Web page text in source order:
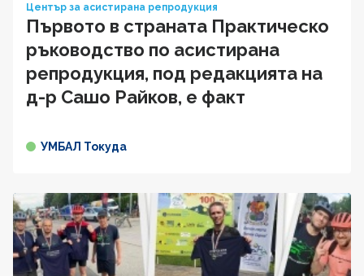
Център за асистирана репродукция
Първото в страната Практическо
ръководство по асистирана
репродукция, под редакцията на
д-р Сашо Райков, е факт
УМБАЛ Токуда